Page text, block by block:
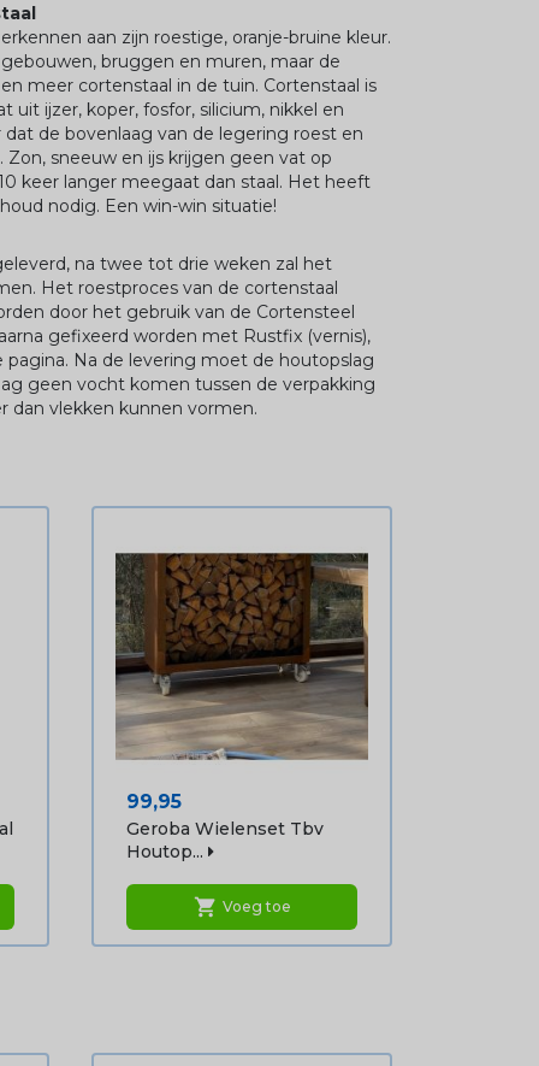
aan zijn roestige, oranje-bruine kleur.
bruggen en muren, maar de
meer cortenstaal in de tuin. Cortenstaal is
uit ijzer, koper, fosfor, silicium, nikkel en
de bovenlaag van de legering roest en
sneeuw en ijs krijgen geen vat op
keer langer meegaat dan staal. Het heeft
nodig. Een win-win situatie!
na twee tot drie weken zal het
Het roestproces van de cortenstaal
door het gebruik van de Cortensteel
gefixeerd worden met Rustfix (vernis),
pagina. Na de levering moet de houtopslag
geen vocht komen tussen de verpakking
dan vlekken kunnen vormen.
Prijs
99,95
Geroba Wielenset Tbv
Houtop...
shopping_cart Voeg toe